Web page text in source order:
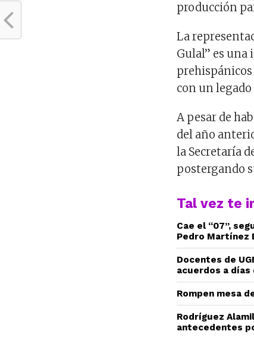
producción
La
Gulal” es una
prehispánicos
con un legado
A pesar de
del año
la Secretaría
postergando
Tal vez te
Cae el “07”,
Pedro Martínez
Docentes de
acuerdos a días
Rompen mesa
Rodríguez
antecedentes